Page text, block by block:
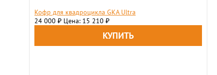
Кофр для квадроцикла GKA Ultra
24 000 ₽ Цена: 15 210 ₽